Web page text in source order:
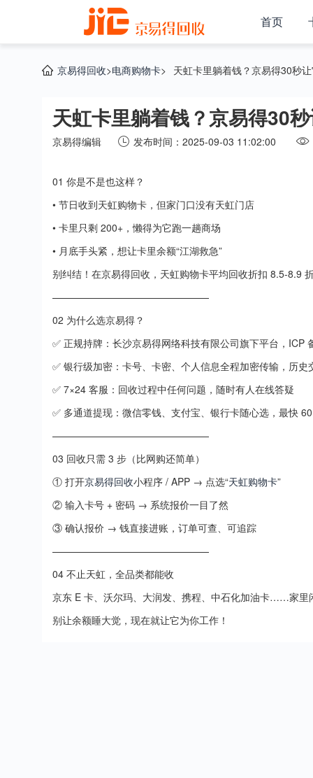
首页
京易得回收>电商购物卡> 天虹卡里躺着钱？京易得30秒让
天虹卡里躺着钱？京易得30
京易得编辑 发布时间：2025-09-03 11:02:00
01 你是不是也这样？
• 节日收到天虹购物卡，但家门口没有天虹门店
• 卡里只剩 200+，懒得为它跑一趟商场
• 月底手头紧，想让卡里余额“江湖救急”
别纠结！在京易得回收，天虹购物卡平均回收折扣 8.5-8.9
————————————————
02 为什么选京易得？
✅ 正规持牌：长沙京易得网络科技有限公司旗下平台，ICP
✅ 银行级加密：卡号、卡密、个人信息全程加密传输，历史
✅ 7×24 客服：回收过程中任何问题，随时有人在线答疑
✅ 多通道提现：微信零钱、支付宝、银行卡随心选，最快
————————————————
03 回收只需 3 步（比网购还简单）
① 打开京易得回收小程序 / APP → 点选“天虹购物卡”
② 输入卡号 + 密码 → 系统报价一目了然
③ 确认报价 → 钱直接进账，订单可查、可追踪
————————————————
04 不止天虹，全品类都能收
京东 E 卡、沃尔玛、大润发、携程、中石化加油卡……家里
别让余额睡大觉，现在就让它为你工作！